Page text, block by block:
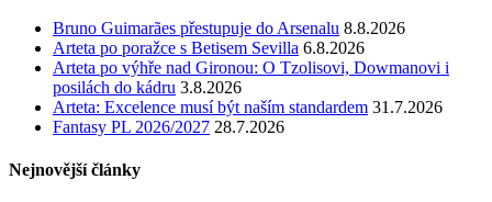
Bruno Guimarães přestupuje do Arsenalu 8.8.2026
Arteta po poražce s Betisem Sevilla 6.8.2026
Arteta po výhře nad Gironou: O Tzolisovi, Dowmanovi i
posilách do kádru 3.8.2026
Arteta: Excelence musí být naším standardem 31.7.2026
Fantasy PL 2026/2027 28.7.2026
Nejnovější články